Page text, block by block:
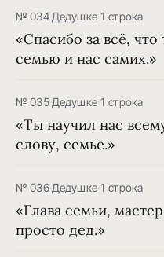
№ 034·Дедушке·1 строка
«Спасибо за всё,
семью и нас самих.»
№ 035·Дедушке·1 строка
«Ты научил нас
слову, семье.»
№ 036·Дедушке·1 строка
«Глава семьи,
просто дед.»